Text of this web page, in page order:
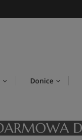
Donice